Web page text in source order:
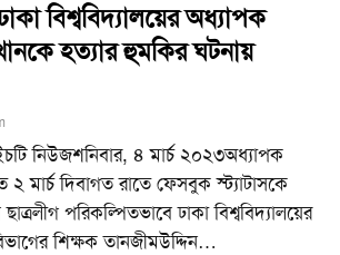
বিশ্ববিদ্যালয়ের অধ্যাপক
হত্যার হুমকির ঘটনায়
নিউজশনিবার, ৪ মার্চ ২০২৩অধ্যাপক
২ মার্চ দিবাগত রাতে ফেসবুক স্ট্যাটাসকে
পরিকল্পিতভাবে ঢাকা বিশ্ববিদ্যালয়ের
শিক্ষক তানজীমউদ্দিন…